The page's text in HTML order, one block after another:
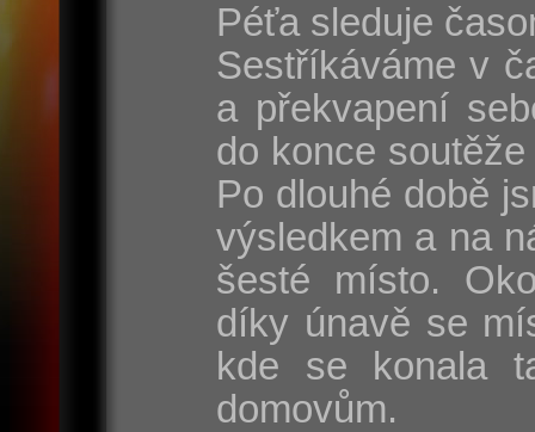
Péťa sleduje
Sestříkáváme v
a překvapení
do konce
Po dlouhé době
výsledkem a na
šesté místo.
díky únavě se
kde se konala
domovům.